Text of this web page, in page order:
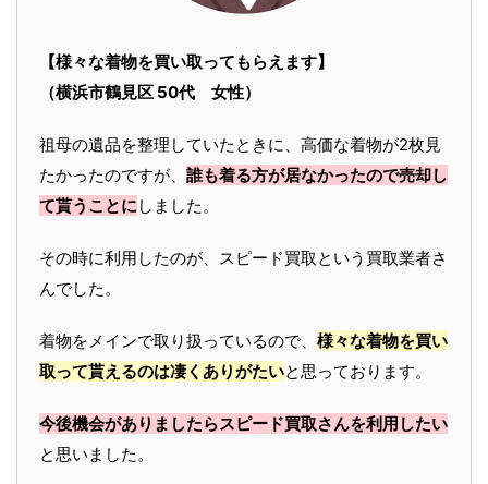
【様々な着物を買い取ってもらえます】
（横浜市鶴見区 50代 女性）
祖母の遺品を整理していたときに、高価な着物が2枚見
たかったのですが、 誰も着る方が居なかったので売却し
て貰うことにしました。
その時に利用したのが、スピード買取という買取業者さ
んでした。
着物をメインで取り扱っているので、 様々な着物を買い
取って貰えるのは凄くありがたいと思っております。
今後機会がありましたらスピード買取さんを利用したい
と思いました。